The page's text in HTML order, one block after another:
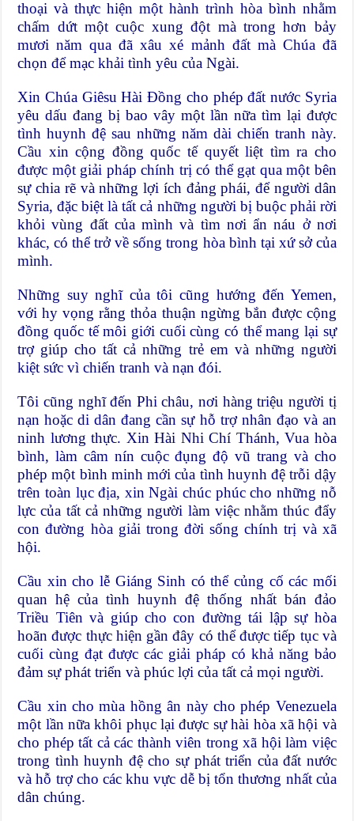
thoại và thực hiện một hành trình hòa bình nhằm
chấm dứt một cuộc xung đột mà trong hơn bảy
mươi năm qua đã xâu xé mảnh đất mà Chúa đã
chọn để mạc khải tình yêu của Ngài.
Xin Chúa Giêsu Hài Đồng cho phép đất nước Syria
yêu dấu đang bị bao vây một lần nữa tìm lại được
tình huynh đệ sau những năm dài chiến tranh này.
Cầu xin cộng đồng quốc tế quyết liệt tìm ra cho
được một giải pháp chính trị có thể gạt qua một bên
sự chia rẽ và những lợi ích đảng phái, để người dân
Syria, đặc biệt là tất cả những người bị buộc phải rời
khỏi vùng đất của mình và tìm nơi ẩn náu ở nơi
khác, có thể trở về sống trong hòa bình tại xứ sở của
mình.
Những suy nghĩ của tôi cũng hướng đến Yemen,
với hy vọng rằng thỏa thuận ngừng bắn được cộng
đồng quốc tế môi giới cuối cùng có thể mang lại sự
trợ giúp cho tất cả những trẻ em và những người
kiệt sức vì chiến tranh và nạn đói.
Tôi cũng nghĩ đến Phi châu, nơi hàng triệu người tị
nạn hoặc di dân đang cần sự hỗ trợ nhân đạo và an
ninh lương thực. Xin Hài Nhi Chí Thánh, Vua hòa
bình, làm câm nín cuộc đụng độ vũ trang và cho
phép một bình minh mới của tình huynh đệ trỗi dậy
trên toàn lục địa, xin Ngài chúc phúc cho những nỗ
lực của tất cả những người làm việc nhằm thúc đẩy
con đường hòa giải trong đời sống chính trị và xã
hội.
Cầu xin cho lễ Giáng Sinh có thể củng cố các mối
quan hệ của tình huynh đệ thống nhất bán đảo
Triều Tiên và giúp cho con đường tái lập sự hòa
hoãn được thực hiện gần đây có thể được tiếp tục và
cuối cùng đạt được các giải pháp có khả năng bảo
đảm sự phát triển và phúc lợi của tất cả mọi người.
Cầu xin cho mùa hồng ân này cho phép Venezuela
một lần nữa khôi phục lại được sự hài hòa xã hội và
cho phép tất cả các thành viên trong xã hội làm việc
trong tình huynh đệ cho sự phát triển của đất nước
và hỗ trợ cho các khu vực dễ bị tổn thương nhất của
dân chúng.